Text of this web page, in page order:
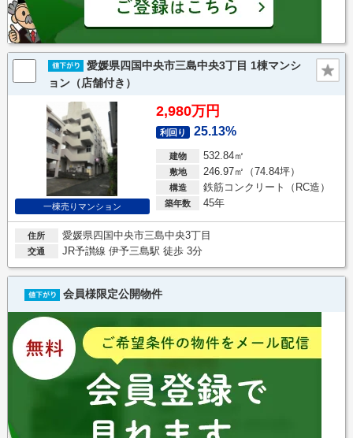
愛媛県四国中央市三島中央3丁目 1棟マンシ
ョン（店舗付き）
一棟売りマンション
2,980万円
利回り 25.13%
建物 532.84㎡
敷地 246.97㎡（74.84坪）
構造 鉄筋コンクリート（RC造）
築年数 45年
住所 愛媛県四国中央市三島中央3丁目
交通 JR予讃線 伊予三島駅 徒歩 3分
会員様限定公開物件